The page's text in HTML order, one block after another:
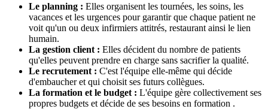
Le planning : Elles organisent les tournées, les soins, les
vacances et les urgences pour garantir que chaque patient ne
voit qu'un ou deux infirmiers attitrés, restaurant ainsi le lien
humain.
La gestion client : Elles décident du nombre de patients
qu'elles peuvent prendre en charge sans sacrifier la qualité.
Le recrutement : C'est l'équipe elle-même qui décide
d'embaucher et qui choisit ses futurs collègues.
La formation et le budget : L'équipe gère collectivement ses
propres budgets et décide de ses besoins en formation .